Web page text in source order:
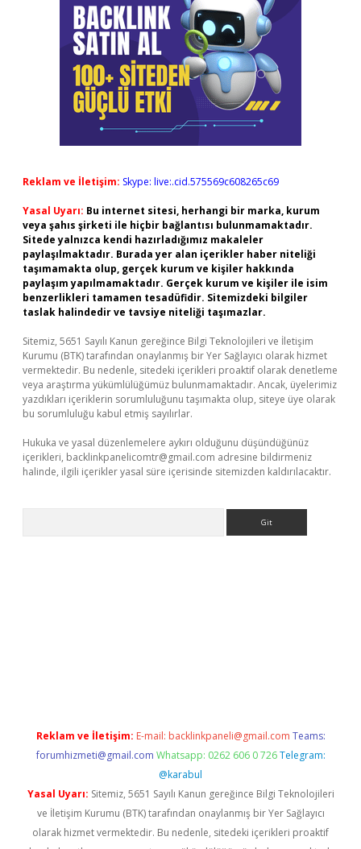
Reklam ve İletişim: Skype: live:.cid.575569c608265c69
Yasal Uyarı: Bu internet sitesi, herhangi bir marka, kurum
veya şahıs şirketi ile hiçbir bağlantısı bulunmamaktadır.
Sitede yalnızca kendi hazırladığımız makaleler
paylaşılmaktadır. Burada yer alan içerikler haber niteliği
taşımamakta olup, gerçek kurum ve kişiler hakkında
paylaşım yapılmamaktadır. Gerçek kurum ve kişiler ile isim
benzerlikleri tamamen tesadüfidir. Sitemizdeki bilgiler
taslak halindedir ve tavsiye niteliği taşımazlar.
Sitemiz, 5651 Sayılı Kanun gereğince Bilgi Teknolojileri ve İletişim
Kurumu (BTK) tarafından onaylanmış bir Yer Sağlayıcı olarak hizmet
vermektedir. Bu nedenle, sitedeki içerikleri proaktif olarak denetleme
veya araştırma yükümlülüğümüz bulunmamaktadır. Ancak, üyelerimiz
yazdıkları içeriklerin sorumluluğunu taşımakta olup, siteye üye olarak
bu sorumluluğu kabul etmiş sayılırlar.
Hukuka ve yasal düzenlemelere aykırı olduğunu düşündüğünüz
içerikleri, backlinkpanelicomtr@gmail.com adresine bildirmeniz
halinde, ilgili içerikler yasal süre içerisinde sitemizden kaldırılacaktır.
Reklam ve İletişim: E-mail: backlinkpaneli@gmail.com Teams:
forumhizmeti@gmail.com Whatsapp: 0262 606 0 726 Telegram:
@karabul
Yasal Uyarı: Sitemiz, 5651 Sayılı Kanun gereğince Bilgi Teknolojileri
ve İletişim Kurumu (BTK) tarafından onaylanmış bir Yer Sağlayıcı
olarak hizmet vermektedir. Bu nedenle, sitedeki içerikleri proaktif